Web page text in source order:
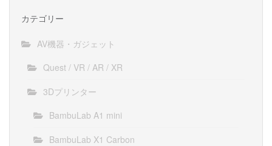
カテゴリー
AV機器・ガジェット
Quest / VR / AR / XR
3Dプリンター
BambuLab A1 mini
BambuLab X1 Carbon